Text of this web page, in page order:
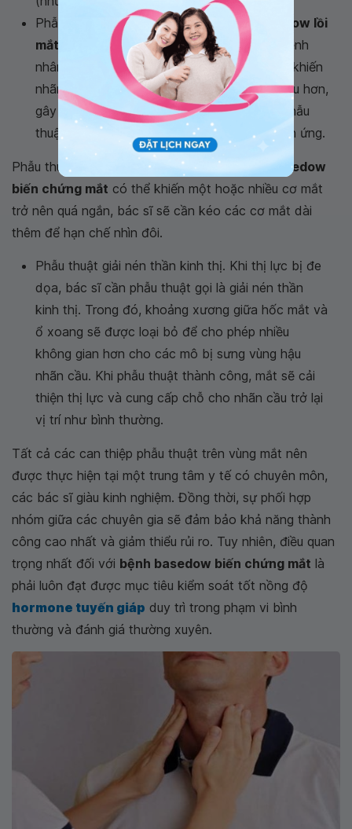
Phẫu thuật mí mắt. Bởi vì trong
bệnh basedow lồi
mắt , mí mắt thường mở rộng hơn, một số bệnh
nhân có thể gặp khó khăn khi đóng mí mắt, khiến
nhãn cầu tiếp xúc môi trường bên ngoài nhiều hơn,
gây chảy nước mắt và kích ứng quá mức. Phẫu
thuật tái định vị mí mắt có thể giúp giảm kích ứng.
Phẫu thuật cơ mắt. Đôi khi mô sẹo từ
bệnh basedow
biến chứng mắt có thể khiến một hoặc nhiều cơ mắt
trở nên quá ngắn, bác sĩ sẽ cần kéo các cơ mắt dài
thêm để hạn chế nhìn đôi.
Phẫu thuật giải nén thần kinh thị. Khi thị lực bị đe
dọa, bác sĩ cần phẫu thuật gọi là giải nén thần
kinh thị. Trong đó, khoảng xương giữa hốc mắt và
ổ xoang sẽ được loại bỏ để cho phép nhiều
không gian hơn cho các mô bị sưng vùng hậu
nhãn cầu. Khi phẫu thuật thành công, mắt sẽ cải
thiện thị lực và cung cấp chỗ cho nhãn cầu trở lại
vị trí như bình thường.
Tất cả các can thiệp phẫu thuật trên vùng mắt nên
được thực hiện tại một trung tâm y tế có chuyên môn,
các bác sĩ giàu kinh nghiệm. Đồng thời, sự phối hợp
nhóm giữa các chuyên gia sẽ đảm bảo khả năng thành
công cao nhất và giảm thiểu rủi ro. Tuy nhiên, điều quan
trọng nhất đối với bệnh basedow biến chứng mắt là
phải luôn đạt được mục tiêu kiểm soát tốt nồng độ
hormone tuyến giáp duy trì trong phạm vi bình
thường và đánh giá thường xuyên.